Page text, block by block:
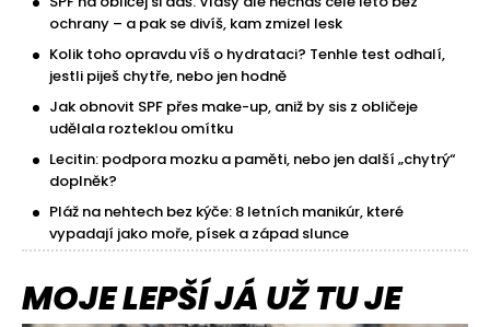
ochrany – a pak se divíš, kam zmizel lesk
Kolik toho opravdu víš o hydrataci? Tenhle test odhalí,
jestli piješ chytře, nebo jen hodně
Jak obnovit SPF přes make-up, aniž by sis z obličeje
udělala rozteklou omítku
Lecitin: podpora mozku a paměti, nebo jen další „chytrý“
doplněk?
Pláž na nehtech bez kýče: 8 letních manikúr, které
vypadají jako moře, písek a západ slunce
MOJE LEPŠÍ JÁ UŽ TU JE